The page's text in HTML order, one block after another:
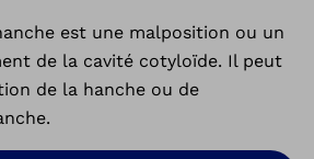
est une malposition ou un
de la cavité cotyloïde. Il peut
de la hanche ou de